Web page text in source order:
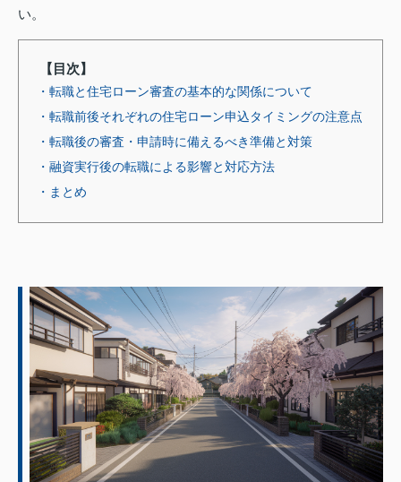
い。
【目次】
・転職と住宅ローン審査の基本的な関係について
・転職前後それぞれの住宅ローン申込タイミングの注意点
・転職後の審査・申請時に備えるべき準備と対策
・融資実行後の転職による影響と対応方法
・まとめ